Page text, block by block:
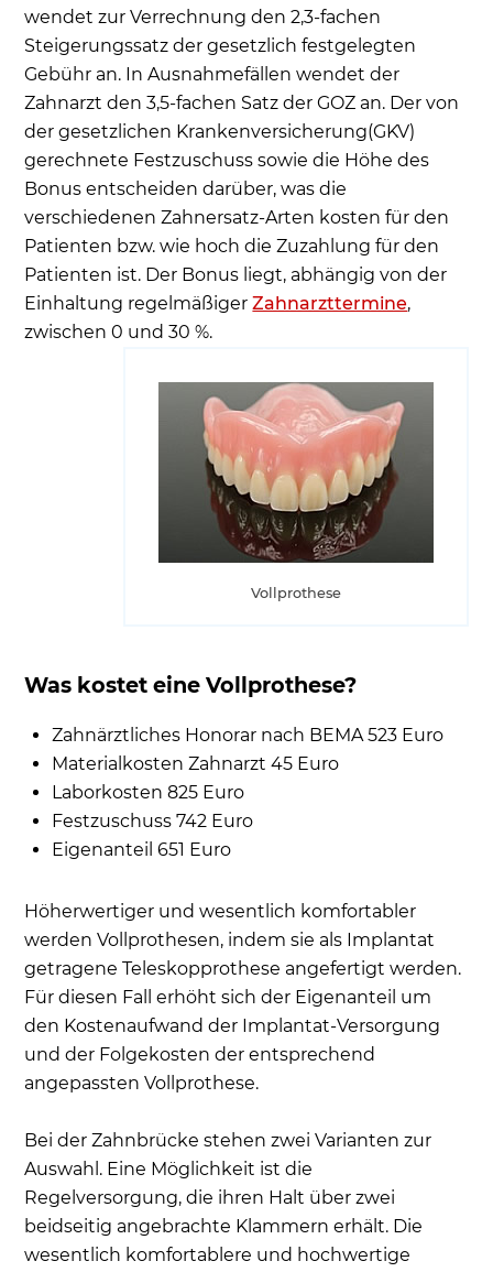
wendet zur Verrechnung den 2,3-fachen
Steigerungssatz der gesetzlich festgelegten
Gebühr an. In Ausnahmefällen wendet der
Zahnarzt den 3,5-fachen Satz der GOZ an. Der von
der gesetzlichen Krankenversicherung(GKV)
gerechnete Festzuschuss sowie die Höhe des
Bonus entscheiden darüber, was die
verschiedenen Zahnersatz-Arten kosten für den
Patienten bzw. wie hoch die Zuzahlung für den
Patienten ist. Der Bonus liegt, abhängig von der
Einhaltung regelmäßigerZahnarzttermine,
zwischen 0 und 30 %.
Vollprothese
Was kostet eine Vollprothese?
Zahnärztliches Honorar nach BEMA 523 Euro
Materialkosten Zahnarzt 45 Euro
Laborkosten 825 Euro
Festzuschuss 742 Euro
Eigenanteil 651 Euro
Höherwertiger und wesentlich komfortabler
werden Vollprothesen, indem sie als Implantat
getragene Teleskopprothese angefertigt werden.
Für diesen Fall erhöht sich der Eigenanteil um
den Kostenaufwand der Implantat-Versorgung
und der Folgekosten der entsprechend
angepassten Vollprothese.
Bei der Zahnbrücke stehen zwei Varianten zur
Auswahl. Eine Möglichkeit ist die
Regelversorgung, die ihren Halt über zwei
beidseitig angebrachte Klammern erhält. Die
wesentlich komfortablere und hochwertige